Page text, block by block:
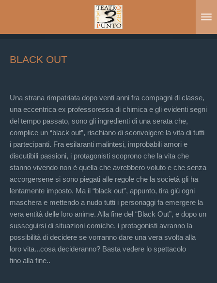
contenuto
BLACK OUT
Una strana rimpatriata dopo venti anni fra compagni di classe,
una eccentrica ex professoressa di chimica e gli evidenti segni
del tempo passato, sono gli ingredienti di una serata che,
complice un “black out”, rischiano di sconvolgere la vita di tutti
i partecipanti. Fra esilaranti malintesi, improbabili amori e
discutibili passioni, i protagonisti scoprono che la vita che
stanno vivendo non è quella che avrebbero voluto e che senza
accorgersene si sono piegati alle regole che la società gli ha
lentamente imposto. Ma il “black out”, appunto, tira giù ogni
maschera e mettendo a nudo tutti i personaggi fa emergere la
vera entità delle loro anime. Alla fine del “Black Out”, e dopo un
susseguirsi di situazioni comiche, i protagonisti avranno la
possibilità di decidere se vorranno dare una vera svolta alla
loro vita...cosa decideranno? Basta vedere lo spettacolo
fino alla fine..